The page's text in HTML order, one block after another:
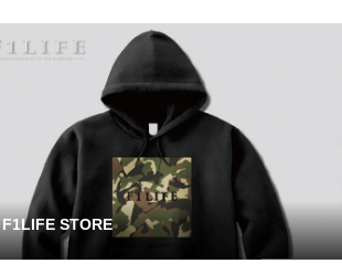
F1LIFE STORE